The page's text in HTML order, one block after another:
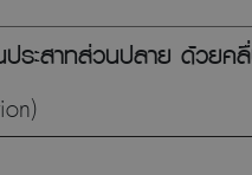
ประสาทส่วนปลาย ด้วยค